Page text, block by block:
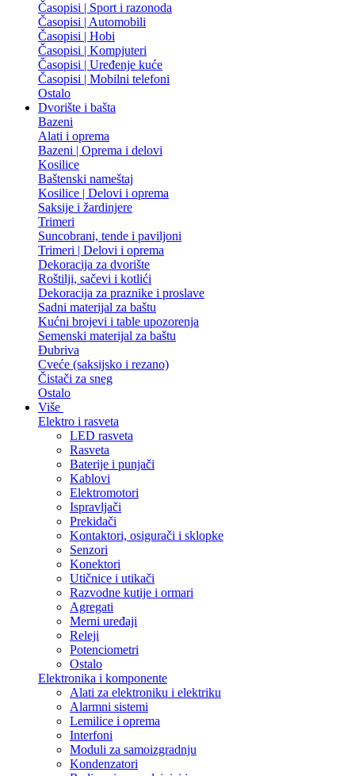
Časopisi | Sport i razonoda
Časopisi | Automobili
Časopisi | Hobi
Časopisi | Kompjuteri
Časopisi | Uređenje kuće
Časopisi | Mobilni telefoni
Ostalo
Dvorište i bašta
Bazeni
Alati i oprema
Bazeni | Oprema i delovi
Kosilice
Baštenski nameštaj
Kosilice | Delovi i oprema
Saksije i žardinjere
Trimeri
Suncobrani, tende i paviljoni
Trimeri | Delovi i oprema
Dekoracija za dvorište
Roštilji, sačevi i kotlići
Dekoracija za praznike i proslave
Sadni materijal za baštu
Kućni brojevi i table upozorenja
Semenski materijal za baštu
Đubriva
Cveće (saksijsko i rezano)
Čistači za sneg
Ostalo
Više
Elektro i rasveta
LED rasveta
Rasveta
Baterije i punjači
Kablovi
Elektromotori
Ispravljači
Prekidači
Kontaktori, osigurači i sklopke
Senzori
Konektori
Utičnice i utikači
Razvodne kutije i ormari
Agregati
Merni uređaji
Releji
Potenciometri
Ostalo
Elektronika i komponente
Alati za elektroniku i elektriku
Alarmni sistemi
Lemilice i oprema
Interfoni
Moduli za samoizgradnju
Kondenzatori